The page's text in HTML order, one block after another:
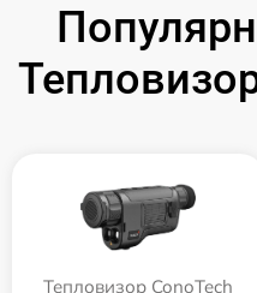
Тепловизор ConoTech